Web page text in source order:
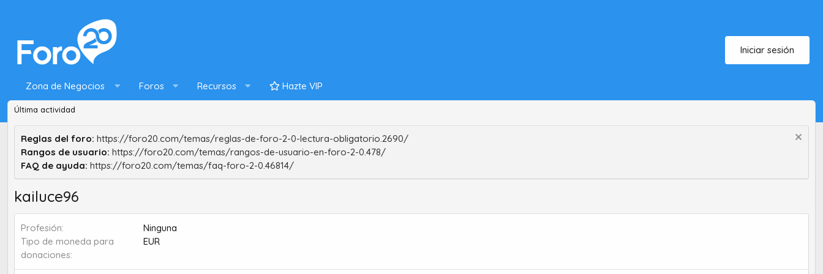
Iniciar sesión
Zona de Negocios Foros Recursos Hazte VIP
Última actividad
Reglas del foro: https://foro20.com/temas/reglas-de-foro-2-0-lectura-obligatorio.2690/
Rangos de usuario: https://foro20.com/temas/rangos-de-usuario-en-foro-2-0.478/
FAQ de ayuda: https://foro20.com/temas/faq-foro-2-0.46814/
kailuce96
Profesión
Ninguna
Tipo de moneda para
donaciones
EUR